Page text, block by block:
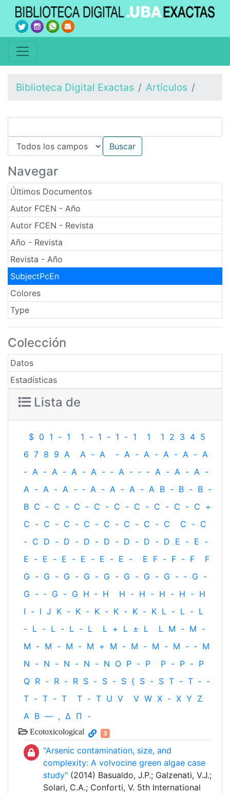
Biblioteca Digital Exactas Artículos
Navegar
Últimos Documentos
Autor FCEN - Año
Autor FCEN - Revista
Año - Revista
Revista - Año
SubjectPcEn
Colores
Type
Colección
Datos
Estadísticas
Lista de
$ 0 1 - 1 1 - 1 - 1 - 1 1 1 2 3 4 5
6 7 8 9 A A - A - A - A - A - A - A
- A - A - A - A - ‐ A - ‐ - A - A - A -
A - A - A - ‐ A - A - A - A B - B - B -
B C - C - C - C - C - C - C - C - C +
C - C - C - C - C - C - C - C C - C
- C D - D - D - D - D - D - D E - E -
E - E - E - E - E - E - E F - F - F
F
G - G - G - G - G - G - G - G - ‐ G -
G - ‐ G - G H ‐ H H - H - H - H - H
I - I J K - K - K - K - K - K L - L - L
- L - L - L - L L + L ± L L M - M -
M - M - M - M + M - M - M - M - ‐ M
N - N - N - N - N O P - P P - P - P
Q R - R - R S - S - S { S - S T - T ‐ -
T - T - T T - T U V V W X - X Y Z
Α Β — , Δ Π -
Ecotoxicological 3
"Arsenic contamination, size, and
complexity: A volvocine green algae case
study" (2014) Basualdo, J.P.; Galzenati, V.J.;
Solari, C.A.; Conforti, V. 5th International